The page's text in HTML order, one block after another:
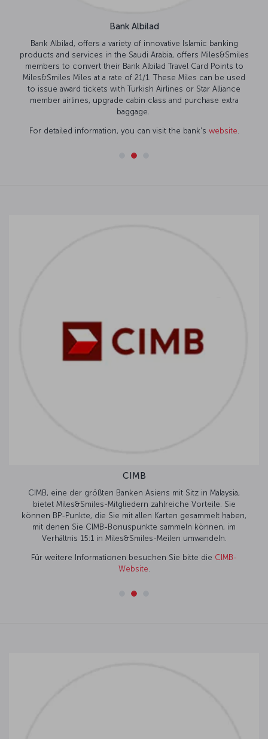
Bank Albilad
Bank Albilad, offers a variety of innovative Islamic banking
products and services in the Saudi Arabia, offers Miles&Smiles
members to convert their Bank Albilad Travel Card Points to
Miles&Smiles Miles at a rate of 21/1. These Miles can be used
to issue award tickets with Turkish Airlines or Star Alliance
member airlines, upgrade cabin class and purchase extra
baggage.
For detailed information, you can visit the bank's website
CIMB
CIMB, eine der größten Banken Asiens mit Sitz in Malaysia,
bietet Miles&Smiles-Mitgliedern zahlreiche Vorteile. Sie
können BP-Punkte, die Sie mit allen Karten gesammelt haben,
mit denen Sie CIMB-Bonuspunkte sammeln können, im
Verhältnis 15:1 in Miles&Smiles-Meilen umwandeln.
Für weitere Informationen besuchen Sie bitte die CIMB-
Website